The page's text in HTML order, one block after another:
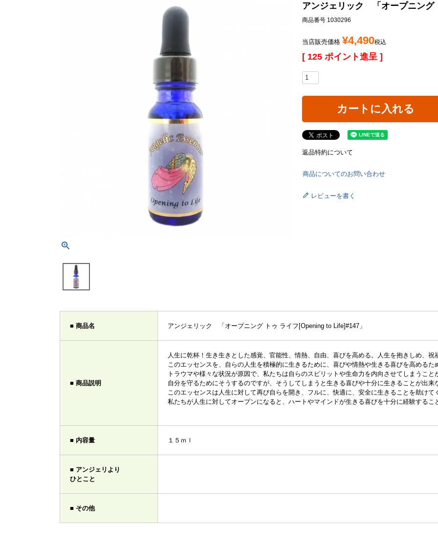
アンジェリック 「オープニング
商品番号 1030296
当店販売価格 ¥4,490税込
[ 125 ポイント進呈 ]
カートに入れる
返品特約について
商品についてのお問い合わせ
レビューを書く
■ 商品名 アンジェリック 「オープニング トゥ ライフ[Opening to Life]#147」
■ 商品説明
人生に乾杯！生き生きとした感覚、官能性、情熱、自由、喜びを高める。人生を抱きしめ、祝
このエッセンスを、自らの人生を積極的に生きるために、喜びや情熱や生きる喜びを高めるた
トラウマや様々な状況が原因で、私たちは自らのスピリットや生命力を内向させてしまうこと
自分を守るためにそうするのですが、そうしてしまうと生きる喜びや十分に生きることが出来
このエッセンスは人生に対して再び自らを開き、フルに、快適に、安全に生きることを助けて
私たちが人生に対してオープンになると、ハートやマインドが生きる喜びを十分に経験するこ
■ 内容量 １５ｍｌ
■ アンジェリより
ひとこと
■ その他